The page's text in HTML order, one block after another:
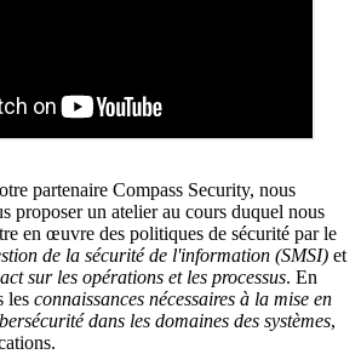
– nos logiciels vous permettent de
sans problème les appareils les plus
partenaire Compass Security, nous
proposer un atelier au cours duquel nous
en œuvre des politiques de sécurité par le
de la sécurité de l'information (SMSI) et
sur les opérations et les processus. En
les connaissances nécessaires à la mise en
dans les domaines des systèmes,